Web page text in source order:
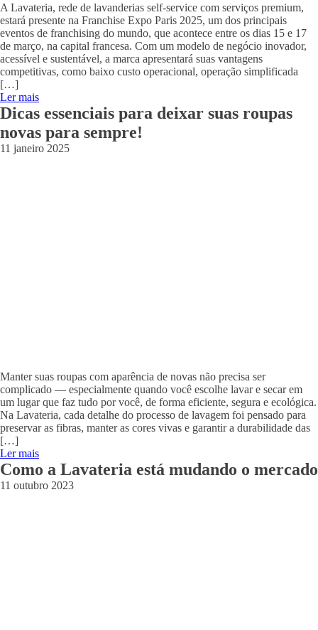
A Lavateria, rede de lavanderias self-service com serviços premium,
estará presente na Franchise Expo Paris 2025, um dos principais
eventos de franchising do mundo, que acontece entre os dias 15 e 17
de março, na capital francesa. Com um modelo de negócio inovador,
acessível e sustentável, a marca apresentará suas vantagens
competitivas, como baixo custo operacional, operação simplificada
[…]
Ler mais
Dicas essenciais para deixar suas roupas
novas para sempre!
11 janeiro 2025
Manter suas roupas com aparência de novas não precisa ser
complicado — especialmente quando você escolhe lavar e secar em
um lugar que faz tudo por você, de forma eficiente, segura e ecológica.
Na Lavateria, cada detalhe do processo de lavagem foi pensado para
preservar as fibras, manter as cores vivas e garantir a durabilidade das
[…]
Ler mais
Como a Lavateria está mudando o mercado
11 outubro 2023